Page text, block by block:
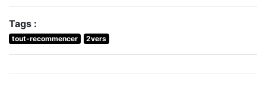
Tags :
tout-recommencer 2vers